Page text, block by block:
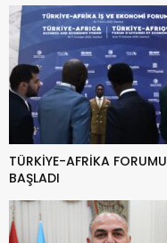
TÜRKİYE-AFRİKA FORUMU
BAŞLADI